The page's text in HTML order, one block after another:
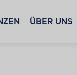
ÜBER UNS